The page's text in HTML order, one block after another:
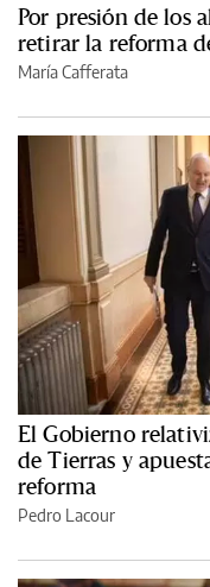
Por presión de los
retirar la reforma
María Cafferata
El Gobierno
de Tierras y
reforma
Pedro Lacour